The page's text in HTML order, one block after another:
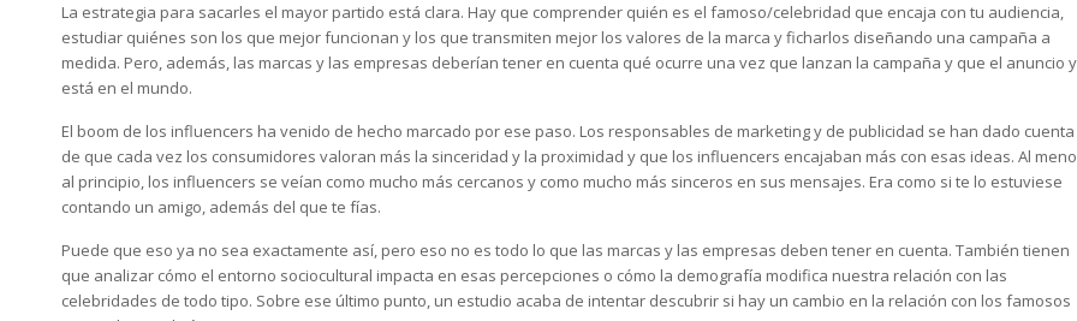
La estrategia para sacarles el mayor partido está clara. Hay que comprender quién es el famoso/celebridad que encaja con tu audiencia,
estudiar quiénes son los que mejor funcionan y los que transmiten mejor los valores de la marca y ficharlos diseñando una campaña a
medida. Pero, además, las marcas y las empresas deberían tener en cuenta qué ocurre una vez que lanzan la campaña y que el anuncio
está en el mundo.
El boom de los influencers ha venido de hecho marcado por ese paso. Los responsables de marketing y de publicidad se han dado cuenta
de que cada vez los consumidores valoran más la sinceridad y la proximidad y que los influencers encajaban más con esas ideas. Al
al principio, los influencers se veían como mucho más cercanos y como mucho más sinceros en sus mensajes. Era como si te lo estuviese
contando un amigo, además del que te fías.
Puede que eso ya no sea exactamente así, pero eso no es todo lo que las marcas y las empresas deben tener en cuenta. También tienen
que analizar cómo el entorno sociocultural impacta en esas percepciones o cómo la demografía modifica nuestra relación con las
celebridades de todo tipo. Sobre ese último punto, un estudio acaba de intentar descubrir si hay un cambio en la relación con los famosos